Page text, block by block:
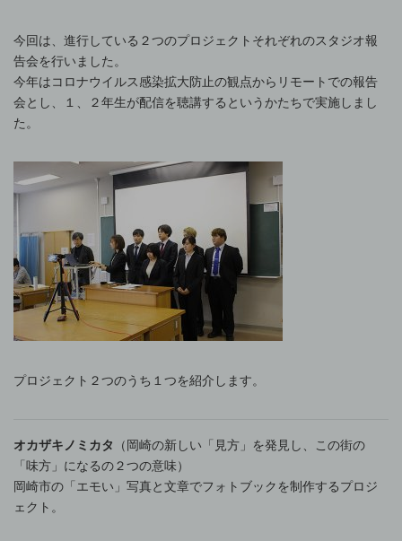
今回は、進行している２つのプロジェクトそれぞれのスタジオ報
告会を行いました。
今年はコロナウイルス感染拡大防止の観点からリモートでの報告
会とし、１、２年生が配信を聴講するというかたちで実施しまし
た。
プロジェクト２つのうち１つを紹介します。
オカザキノミカタ （岡崎の新しい「見方」を発見し、この街の
「味方」になるの２つの意味）
岡崎市の「エモい」写真と文章でフォトブックを制作するプロジ
ェクト。